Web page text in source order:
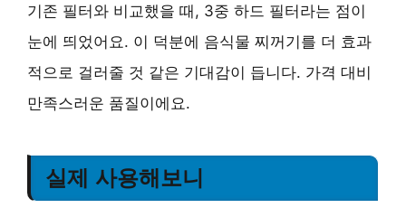
기존 필터와 비교했을 때, 3중 하드 필터라는 점이
눈에 띄었어요. 이 덕분에 음식물 찌꺼기를 더 효과
적으로 걸러줄 것 같은 기대감이 듭니다. 가격 대비
만족스러운 품질이에요.
실제 사용해보니